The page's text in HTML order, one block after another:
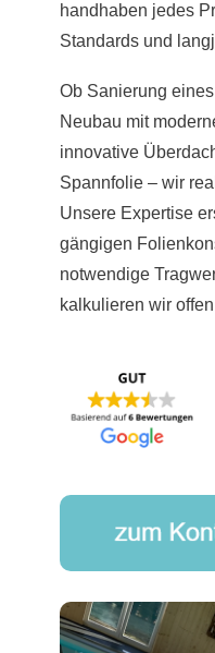
handhaben jedes
Standards und
Ob Sanierung
Neubau mit
innovative
Spannfolie – wir
Unsere Expertise
gängigen
notwendige
kalkulieren wir